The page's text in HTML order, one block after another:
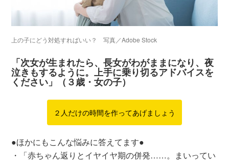
上の子にどう対処すればいい？ 写真／Adobe Stock
「次女が生まれたら、長女がわがままになり、夜
泣きもするように。上手に乗り切るアドバイスを
ください」（３歳・女の子）
２人だけの時間を作ってあげましょう
●ほかにもこんな悩みに答えてます●
・「赤ちゃん返りとイヤイヤ期の併発……。まいってい